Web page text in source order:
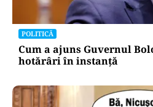
POLITICĂ
Cum a ajuns Guvernul
hotărâri în instanță